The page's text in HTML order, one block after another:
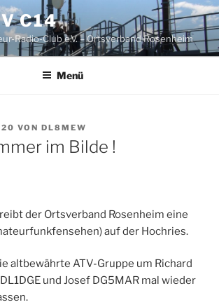
C14
Radio-Club e.V. – Ortsverband Rosenheim
Menü
VON DL8MEW
im Bilde !
der Ortsverband Rosenheim eine
auf der Hochries.
altbewährte ATV-Gruppe um Richard
und Josef DG5MAR mal wieder